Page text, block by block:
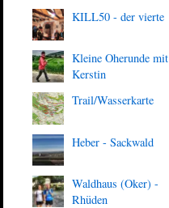
KILL50 - der vierte
Kleine Oherunde mit
Kerstin
Trail/Wasserkarte
Heber - Sackwald
Waldhaus (Oker) -
Rhüden